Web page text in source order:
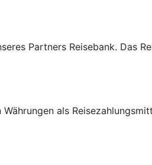
Partners Reisebank. Das
als